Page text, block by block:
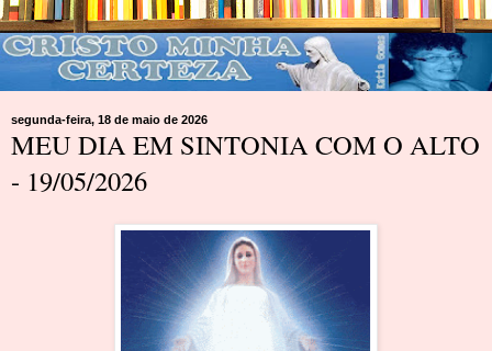
segunda-feira, 18 de maio de 2026
MEU DIA EM SINTONIA COM O ALTO
- 19/05/2026